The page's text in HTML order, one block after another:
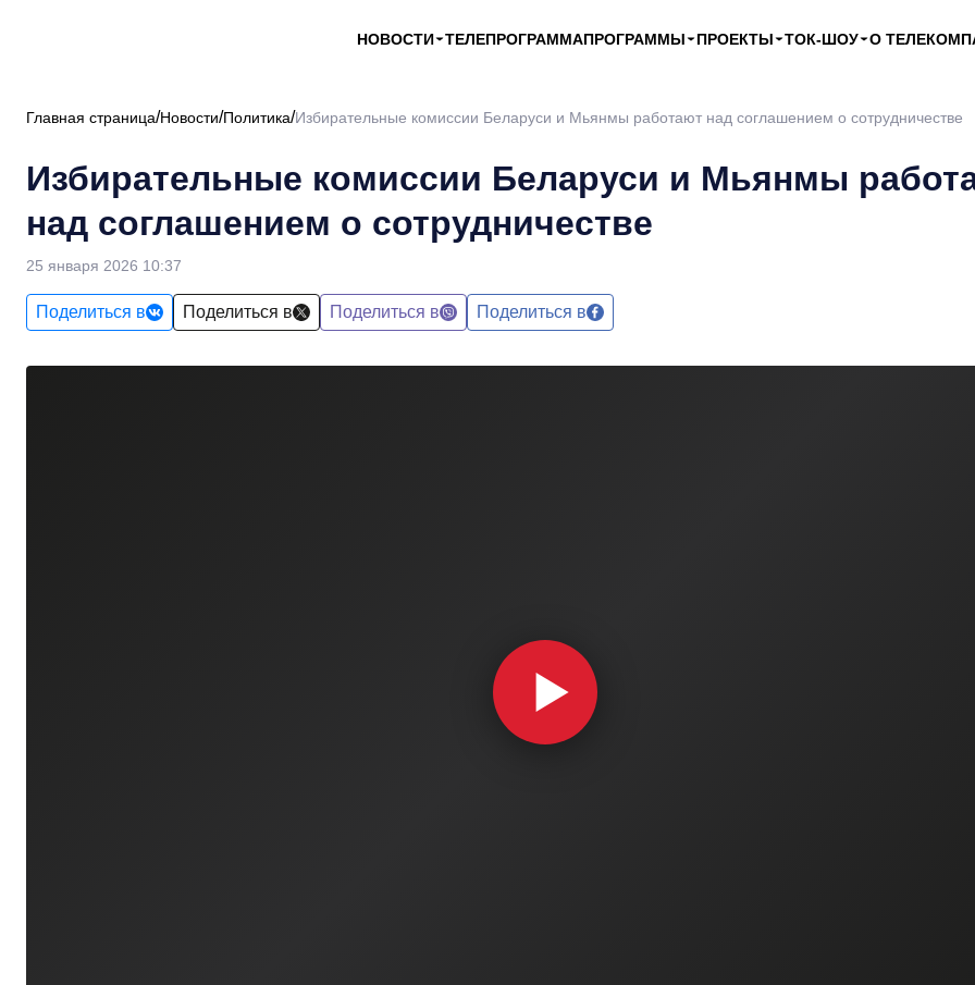
НОВОСТИ ТЕЛЕПРОГРАММАПРОГРАММЫ ПРОЕКТЫ ТОК-ШОУ О
Главная страница Новости Политика Избирательные комиссии Беларуси и Мьянмы работают над соглашением о сотрудничестве
Избирательные комиссии Беларуси и Мьянмы
над соглашением о сотрудничестве
25 января 2026 10:37
Поделиться в Поделиться в Поделиться в Поделиться в